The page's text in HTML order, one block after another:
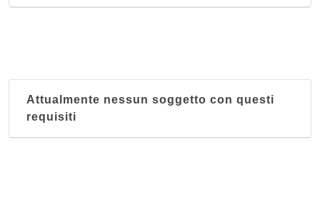
Attualmente nessun soggetto con questi
requisiti